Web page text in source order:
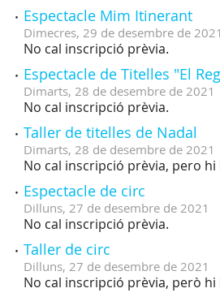
Espectacle Mim Itinerant
Dimecres, 29 de desembre de 2021
No cal inscripció prèvia.
Espectacle de Titelles "El
Dimarts, 28 de desembre de 2021
No cal inscripció prèvia.
Taller de titelles de Nadal
Dimarts, 28 de desembre de 2021
No cal inscripció prèvia, pero
Espectacle de circ
Dilluns, 27 de desembre de 2021
No cal inscripció prèvia.
Taller de circ
Dilluns, 27 de desembre de 2021
No cal inscripció prèvia, però